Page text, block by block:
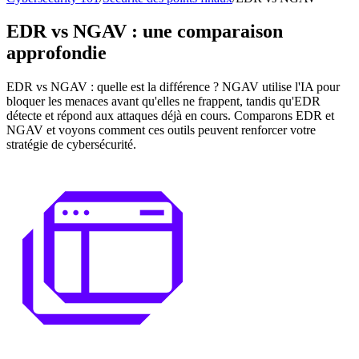
EDR vs NGAV : une comparaison
approfondie
EDR vs NGAV : quelle est la différence ? NGAV utilise l'IA pour
bloquer les menaces avant qu'elles ne frappent, tandis qu'EDR
détecte et répond aux attaques déjà en cours. Comparons EDR et
NGAV et voyons comment ces outils peuvent renforcer votre
stratégie de cybersécurité.